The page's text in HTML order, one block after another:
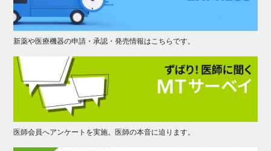
新薬や医療機器の申請・承認・発売情報はこちらです。
医師会員へアンケートを実施。医師の本音に迫ります。